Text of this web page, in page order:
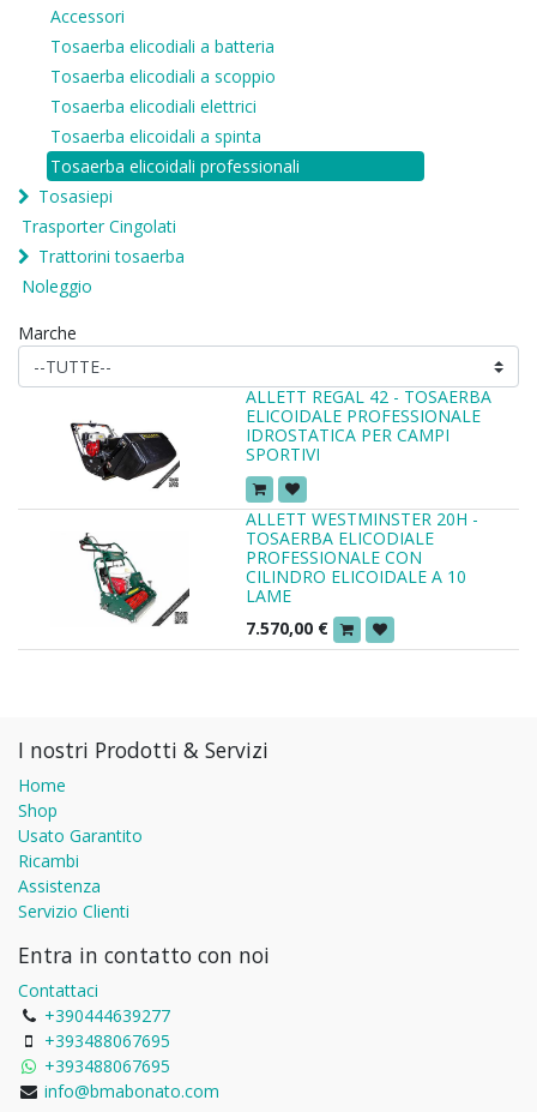
Accessori
Tosaerba elicodiali a batteria
Tosaerba elicodiali a scoppio
Tosaerba elicodiali elettrici
Tosaerba elicoidali a spinta
Tosaerba elicoidali professionali
Tosasiepi
Trasporter Cingolati
Trattorini tosaerba
Noleggio
Marche
ALLETT REGAL 42 - TOSAERBA
ELICOIDALE PROFESSIONALE
IDROSTATICA PER CAMPI
SPORTIVI
ALLETT WESTMINSTER 20H -
TOSAERBA ELICODIALE
PROFESSIONALE CON
CILINDRO ELICOIDALE A 10
LAME
7.570,00 €
I nostri Prodotti & Servizi
Home
Shop
Usato Garantito
Ricambi
Assistenza
Servizio Clienti
Entra in contatto con noi
Contattaci
+390444639277
+393488067695
+393488067695
info@bmabonato.com